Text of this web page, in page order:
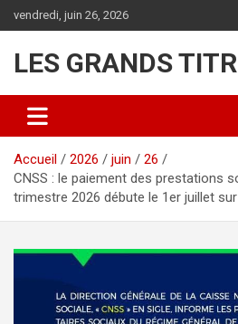
au
vendredi, juin 26, 2026
LES GRANDS
Accueil 2026 juin
26
CNSS : le paiement des prestations
trimestre 2026 débute le 1er juillet